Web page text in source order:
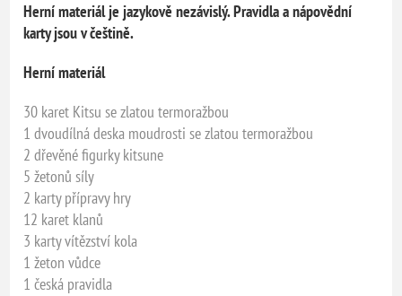
Herní materiál je jazykově nezávislý. Pravidla a nápovědní
karty jsou v češtině.
Herní materiál
30 karet Kitsu se zlatou termoražbou
1 dvoudílná deska moudrosti se zlatou termoražbou
2 dřevěné figurky kitsune
5 žetonů síly
2 karty přípravy hry
12 karet klanů
3 karty vítězství kola
1 žeton vůdce
1 česká pravidla